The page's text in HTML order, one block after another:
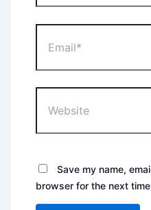
Save my name,
browser for the next